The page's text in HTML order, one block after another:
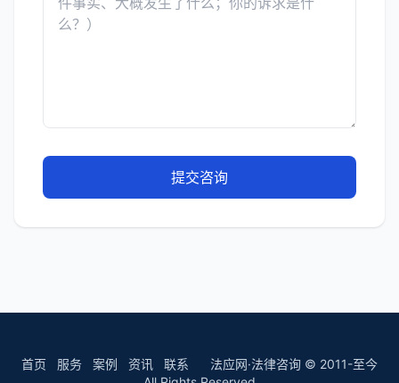
提交咨询
首页 服务 案例 资讯 联系 法应网·法律咨询 © 2011-至今